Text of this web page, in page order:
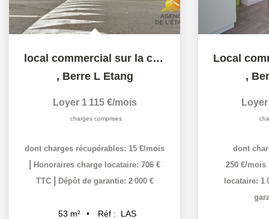
local commercial sur la commune de Berre l'Etang
, Berre L Etang
Loyer 1 115 €/mois
charges comprises
dont charges récupérables: 15 €/mois
Honoraires charge locataire: 706 €
TTC
Dépôt de garantie: 2 000 €
53 m² Réf : LAS
,
dont
250 €/mois
locataire: 1